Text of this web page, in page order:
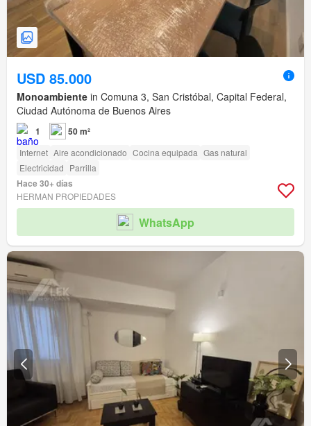
USD 85.000
Monoambiente in Comuna 3, San Cristóbal, Capital Federal,
Ciudad Autónoma de Buenos Aires
1 50 m²
Internet Aire acondicionado Cocina equipada Gas natural
Electricidad Parrilla
Hace 30+ días
HERMAN PROPIEDADES
WhatsApp